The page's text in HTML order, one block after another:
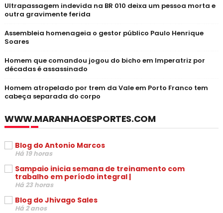
Ultrapassagem indevida na BR 010 deixa um pessoa morta e
outra gravimente ferida
Assembleia homenageia o gestor público Paulo Henrique
Soares
Homem que comandou jogou do bicho em Imperatriz por
décadas é assassinado
Homem atropelado por trem da Vale em Porto Franco tem
cabeça separada do corpo
WWW.MARANHAOESPORTES.COM
Blog do Antonio Marcos
Há 19 horas
Sampaio inicia semana de treinamento com
trabalho em período integral |
Há 23 horas
Blog do Jhivago Sales
Há 2 anos